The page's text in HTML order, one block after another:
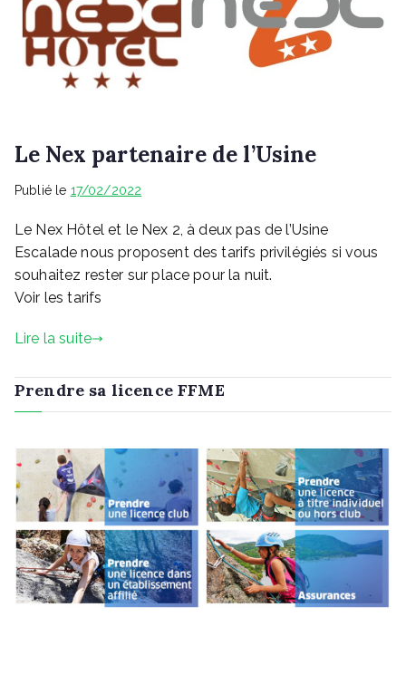
Le Nex partenaire de l’Usine
Publié le 17/02/2022
Le Nex Hôtel et le Nex 2, à deux pas de l’Usine
Escalade nous proposent des tarifs privilégiés si vous
souhaitez rester sur place pour la nuit.
Voir les tarifs
Lire la suite
Prendre sa licence FFME